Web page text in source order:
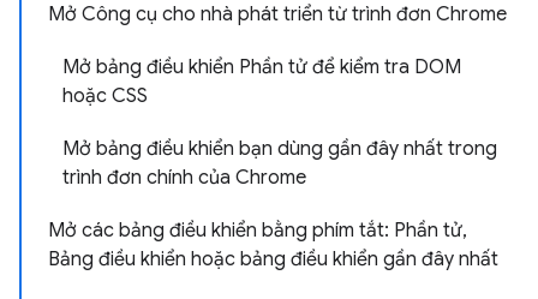
Mở Công cụ cho nhà phát triển từ trình đơn Chrome
Mở bảng điều khiển Phần tử để kiểm tra DOM
hoặc CSS
Mở bảng điều khiển bạn dùng gần đây nhất trong
trình đơn chính của Chrome
Mở các bảng điều khiển bằng phím tắt: Phần tử,
Bảng điều khiển hoặc bảng điều khiển gần đây nhất